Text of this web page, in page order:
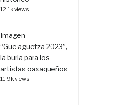
12.1k views
Imagen
“Guelaguetza 2023”,
la burla para los
artistas oaxaqueños
11.9k views